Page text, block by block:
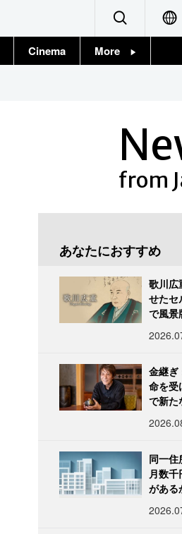
Cinema More
from
あなたにおすすめ
歌川広
せたセ
で風景
金継ぎ
命を
で新た
同一
月数
がある